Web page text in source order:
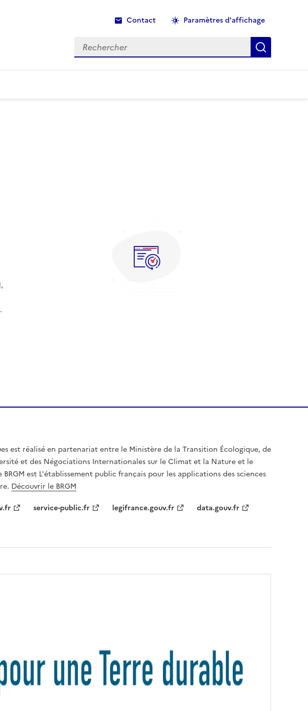
Contact Paramètres d'affichage
Rechercher Recherche
est réalisé en partenariat entre le Ministère de la Transition Écologique, de
et des Négociations Internationales sur le Climat et la Nature et le
BRGM est L'établissement public français pour les applications des sciences
Découvrir le BRGM
service-public.fr legifrance.gouv.fr data.gouv.fr